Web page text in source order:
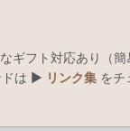
ギフト対応あり（
ドは ▶︎ リンク集をチ